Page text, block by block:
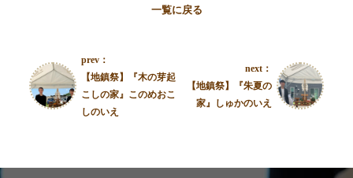
一覧に戻る
prev：
【地鎮祭】『木の芽起
こしの家』このめおこ
しのいえ
next：
【地鎮祭】『朱夏の
家』しゅかのいえ